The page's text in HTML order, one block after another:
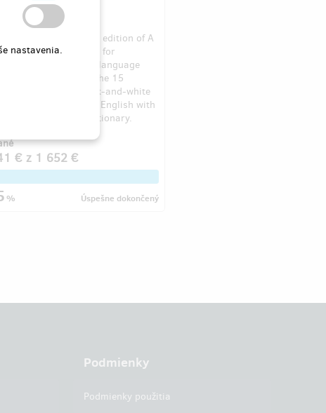
nastavenia.
Three Thrushes
publishing a limited edition of A
Our Time in English for
level English-language
(B1+/B2). Enjoy the 15
and beautiful black-and-white
Improve your English with
word ENG-CZ dictionary.
€ z 1 652 €
% Úspešne dokončený
Podmienky
Podmienky použitia